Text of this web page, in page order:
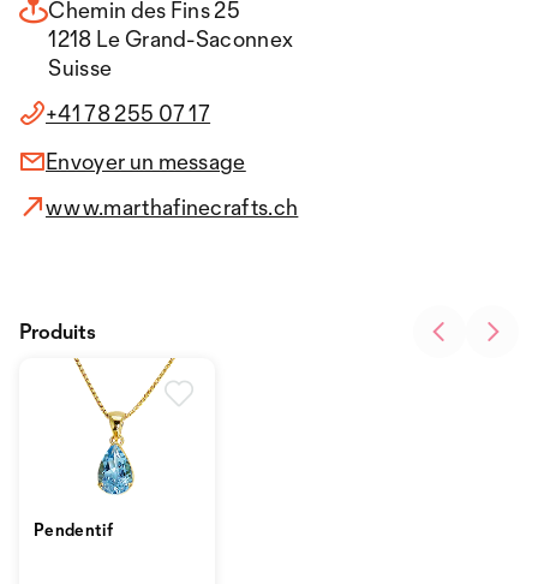
Chemin des Fins 25
1218 Le Grand-Saconnex
Suisse
+41 78 255 07 17
Envoyer un message
www.marthafinecrafts.ch
Pendentif
Produits